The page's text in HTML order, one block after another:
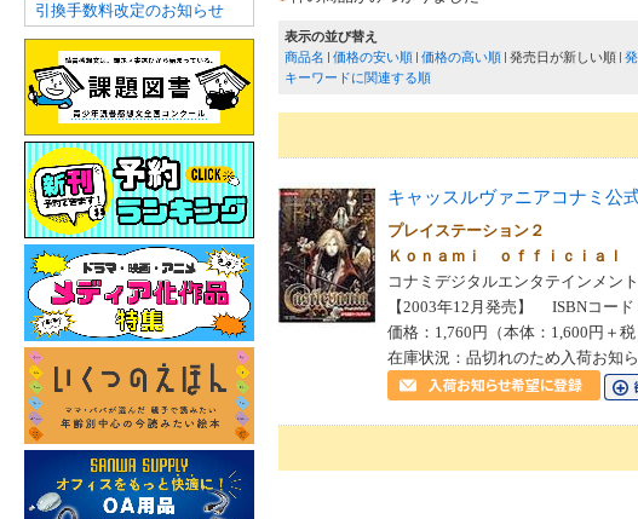
引換手数料改定のお知らせ
表示の並び替え
商品名
価格の安い順 価格の高い順 発売日が新しい順
キーワードに関連する順
キャッスルヴァニアコナミ公
プレイステーション２
Ｋｏｎａｍｉ ｏｆｆｉｃｉａ
コナミデジタルエンタテインメン
【2003年12月発売】 ISBNコード
価格：1,760円（本体：1,600円＋税
在庫状況：品切れのため入荷お知